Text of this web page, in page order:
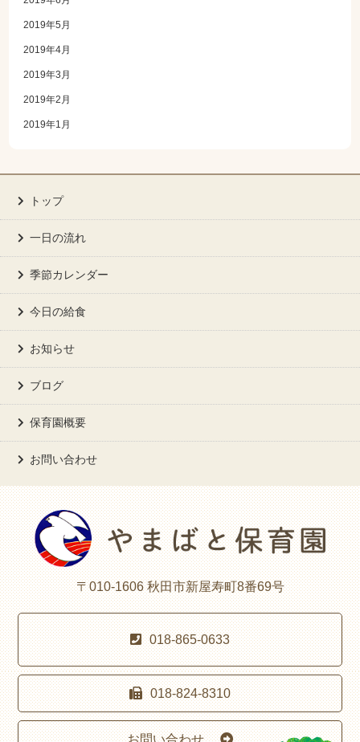
2019年5月
2019年4月
2019年3月
2019年2月
2019年1月
トップ
一日の流れ
季節カレンダー
今日の給食
お知らせ
ブログ
保育園概要
お問い合わせ
〒010-1606 秋田市新屋寿町8番69号
018-865-0633
018-824-8310
お問い合わせ